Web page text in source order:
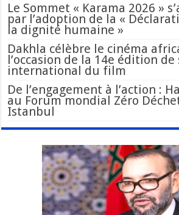
Le Sommet « Karama 2026 »
par l’adoption de la «
la dignité humaine »
Dakhla célèbre le cinéma
l’occasion de la 14e édition de
international du film
De l’engagement à l’action :
au Forum mondial Zéro
Istanbul